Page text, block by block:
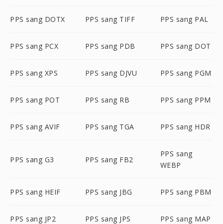
PPS sang DOTX PPS sang TIFF PPS sang PAL
PPS sang PCX PPS sang PDB PPS sang DOT
PPS sang XPS PPS sang DJVU PPS sang PGM
PPS sang POT PPS sang RB PPS sang PPM
PPS sang AVIF PPS sang TGA PPS sang HDR
PPS sang G3 PPS sang FB2
PPS sang
WEBP
PPS sang HEIF PPS sang JBG PPS sang PBM
PPS sang JP2 PPS sang JPS PPS sang MAP